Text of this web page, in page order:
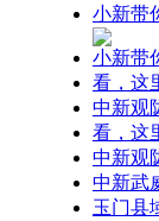
小新带
小新带
看，这
中新观
看，这
中新观
中新武
玉门县